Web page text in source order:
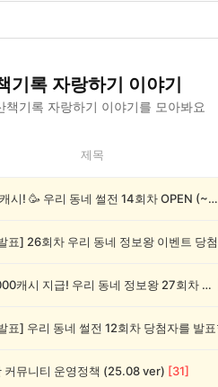
기록 자랑하기 이야기
책기록 자랑하기 이야기를 모아봐요
제목
전원 1,000캐시! 🥳 우리 동네 썰전 14회차 OPEN (~8/17)
💸 전원 2,000캐시 지급! 우리 동네 정보왕 27회차 (~8/10)
커뮤니티 운영정책 (25.08 ver) [31]